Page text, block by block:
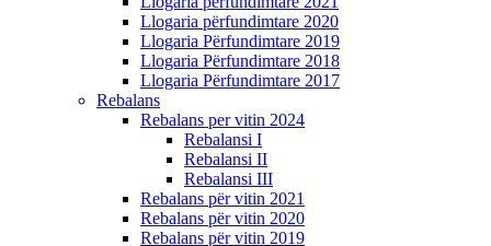
Llogaria përfundimtare 2020
Llogaria Përfundimtare 2019
Llogaria Përfundimtare 2018
Llogaria Përfundimtare 2017
Rebalans
Rebalans per vitin 2024
Rebalansi I
Rebalansi II
Rebalansi III
Rebalans për vitin 2021
Rebalans për vitin 2020
Rebalans për vitin 2019